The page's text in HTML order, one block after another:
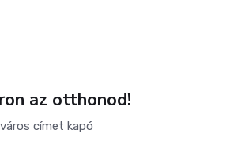
az otthonod!
címet kapó